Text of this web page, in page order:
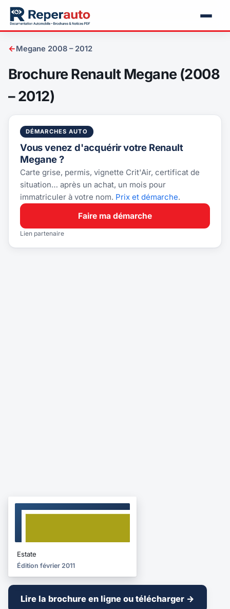
←Megane 2008 – 2012
Brochure Renault Megane (2008
– 2012)
DÉMARCHES AUTO
Vous venez d'acquérir votre Renault
Megane ?
Carte grise, permis, vignette Crit'Air, certificat de
situation… après un achat, un mois pour
immatriculer à votre nom. Prix et démarche.
Faire ma démarche
Lien partenaire
BROCHURE
Estate
Édition février 2011
Lire la brochure en ligne ou télécharger →